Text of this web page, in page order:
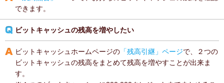
できます。
ビットキャッシュの残高を増やしたい
ビットキャッシュホームページの 「残高引継」ページで、２つの
ビットキャッシュの残高をまとめて残高を増やすことが出来ま
す。